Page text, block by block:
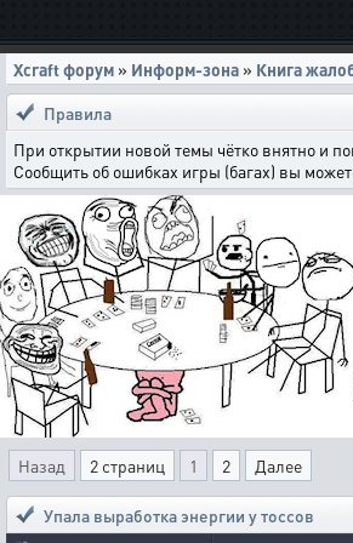
Xcraft форум » Информ-зона » Книга
Правила
При открытии новой темы чётко внятно и
Сообщить об ошибках игры (багах) вы
Назад 2 страниц 1 2 Далее
Упала выработка энергии у тоссов